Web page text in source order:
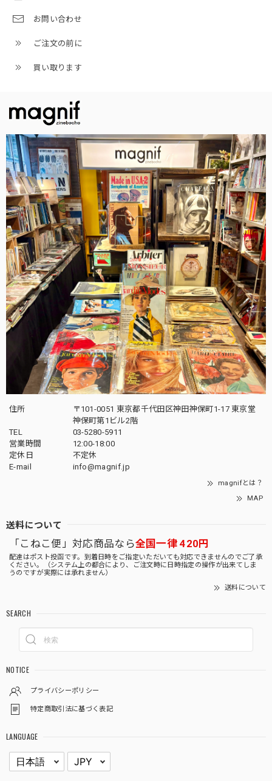
お問い合わせ
ご注文の前に
買い取ります
住所
〒101-0051 東京都千代田区神田神保町1-17 東京堂
神保町第1ビル2階
TEL
03-5280-5911
営業時間
12:00-18:00
定休日
不定休
E-mail
info@magnif.jp
magnifとは？
MAP
送料について
「こねこ便」対応商品なら全国一律 420円
配達はポスト投函です。到着日時をご指定いただいても対応できませんのでご了承
ください。（システム上の都合により、ご注文時に日時指定の操作が出来てしま
うのですが実際には承れません）
送料について
SEARCH
NOTICE
プライバシーポリシー
特定商取引法に基づく表記
LANGUAGE